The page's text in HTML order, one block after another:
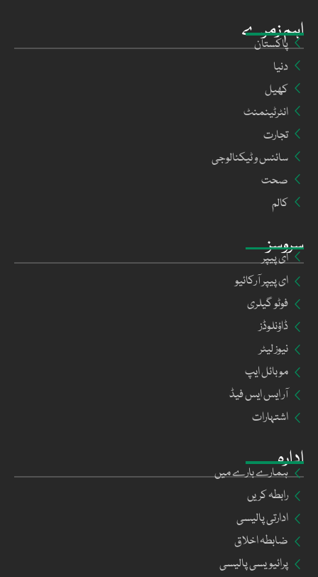
ادارہ
ہمارے بارے میں
رابطہ کریں
ادارتی پالیسی
ضابطہ اخلاق
پرائیویسی پالیسی
سروسز
ای پیپر
ای پیپر آرکائیو
فوٹو گیلری
ڈاؤنلوڈز
نیوز لیٹر
موبائل ایپ
آر ایس ایس فیڈ
اشتہارات
اہم زمرے
پاکستان
دنیا
کھیل
انٹرٹینمنٹ
تجارت
سائنس و ٹیکنالوجی
صحت
کالم